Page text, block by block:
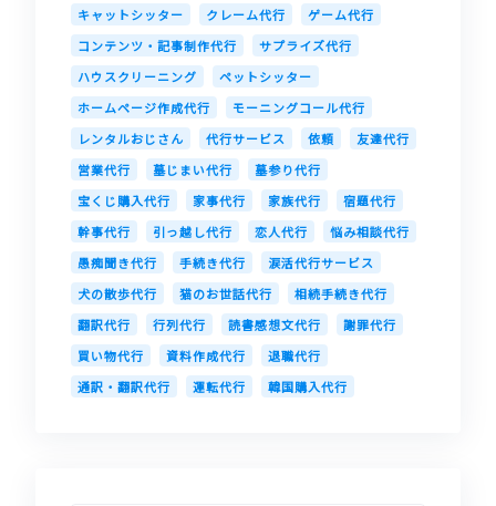
キャットシッター
クレーム代行
ゲーム代行
コンテンツ・記事制作代行
サプライズ代行
ハウスクリーニング
ペットシッター
ホームページ作成代行
モーニングコール代行
レンタルおじさん
代行サービス 依頼
友達代行
営業代行
墓じまい代行
墓参り代行
宝くじ購入代行
家事代行 家族代行
宿題代行
幹事代行
引っ越し代行 恋人代行
悩み相談代行
愚痴聞き代行
手続き代行
涙活代行サービス
犬の散歩代行
猫のお世話代行
相続手続き代行
翻訳代行
行列代行 読書感想文代行
謝罪代行
買い物代行
資料作成代行
退職代行
通訳・翻訳代行
運転代行 韓国購入代行